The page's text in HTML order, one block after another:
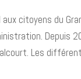
citoyens du
Depuis
Les